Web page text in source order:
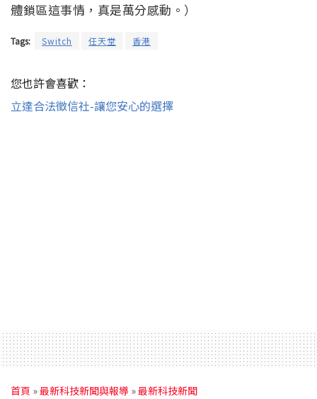
體鎖區這事情，真是萬分感動。）
Tags: Switch 任天堂 香港
您也許會喜歡：
立達合法徵信社-讓您安心的選擇
首頁 »最新科技新聞與報導 »最新科技新聞